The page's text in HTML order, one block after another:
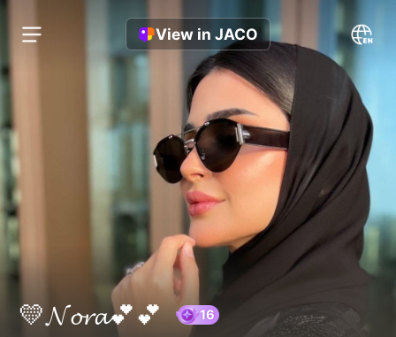
View in JACO
💛𝓝𝓸𝓻𝓪💕💕